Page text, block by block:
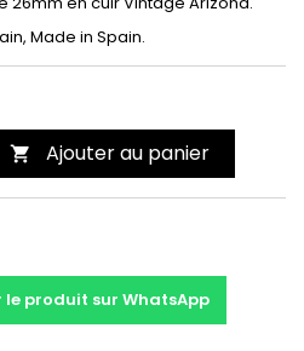
Made in Spain.
 Ajouter au panier
le produit sur WhatsApp